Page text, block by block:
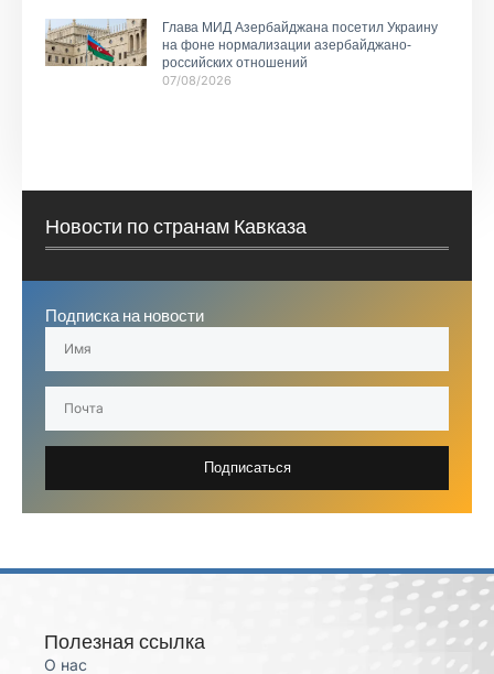
Глава МИД Азербайджана посетил Украину
на фоне нормализации азербайджано-
российских отношений
07/08/2026
Новости по странам Кавказа
Подписка на новости
Подписаться
Полезная ссылка
О нас